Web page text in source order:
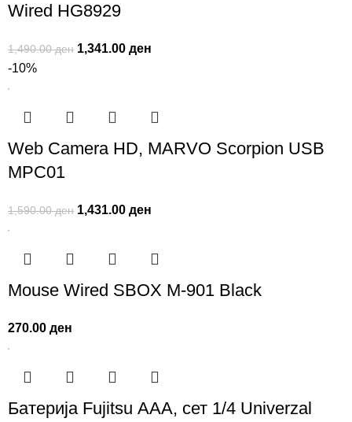
Wired HG8929
1,490.00ден 1,341.00ден
-10%
Web Camera HD, MARVO Scorpion USB
MPC01
1,590.00ден 1,431.00ден
Mouse Wired SBOX M-901 Black
270.00ден
Батерија Fujitsu AАА, сет 1/4 Univerzal